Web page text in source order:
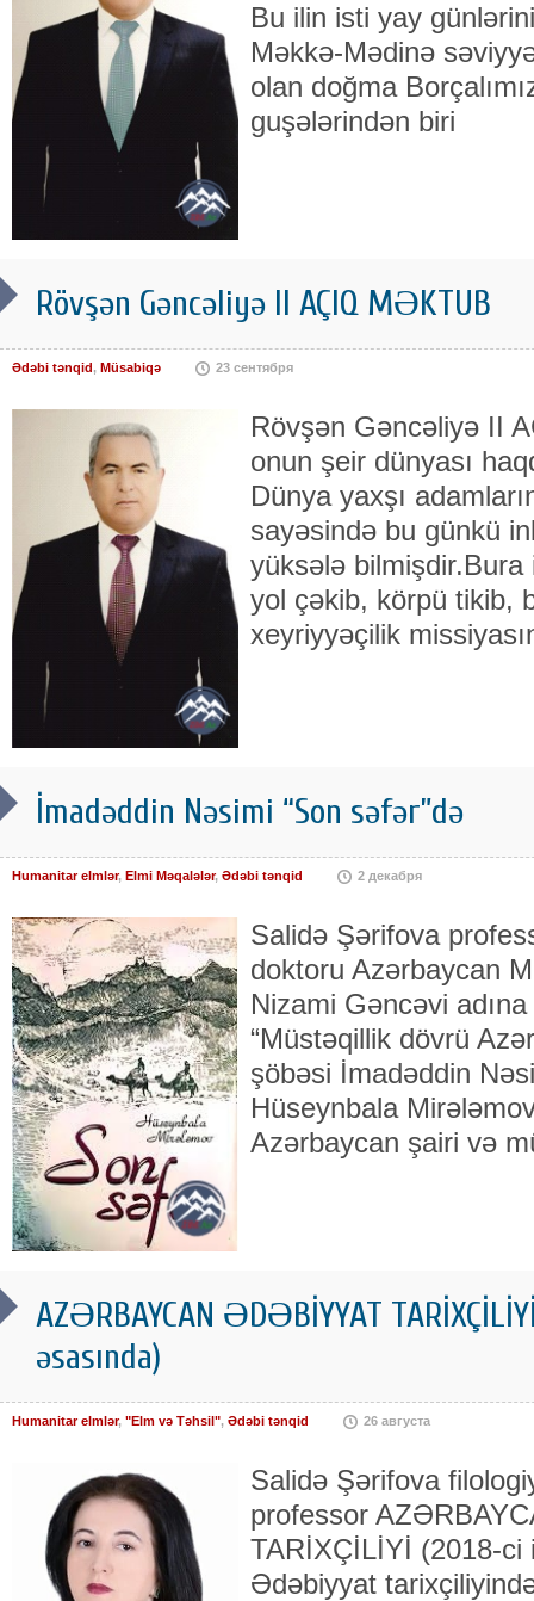
Bu ilin isti yay
Məkkə-Mədinə
olan doğma
guşələrindən biri
Rövşən Gəncəliyə II AÇIQ MƏKTUB
Ədəbi tənqid , Müsabiqə 23 сентября
Rövşən Gəncəliyə II
onun şeir dünyası
Dünya yaxşı
sayəsində bu günkü
yüksələ
yol çəkib, körpü tikib,
xeyriyyəçilik
İmadəddin Nəsimi “Son səfər”də
Humanitar elmlər, Elmi Məqalələr, Ədəbi tənqid 2 декабря
Salidə Şərifova
doktoru Azərbaycan
Nizami Gəncəvi
“Müstəqillik dövrü
şöbəsi İmadəddin
Hüseynbala
Azərbaycan şairi və
AZƏRBAYCAN ƏDƏBİYYAT
əsasında)
Humanitar elmlər, "Elm və Təhsil", Ədəbi tənqid 26 августа
Salidə Şərifova
professor
TARİXÇİLİYİ (2018-ci
Ədəbiyyat